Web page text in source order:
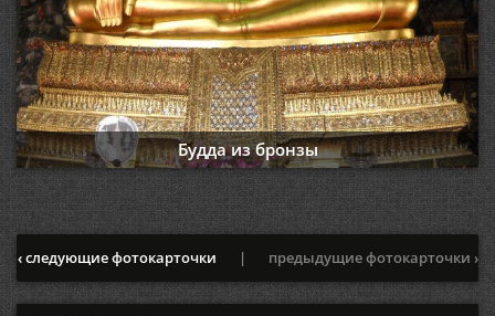
Будда из бронзы
‹ следующие фотокарточки | предыдущие фотокарточки ›